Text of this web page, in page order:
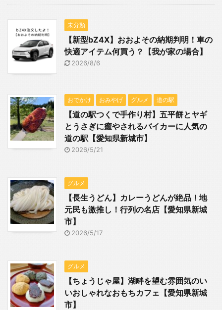
未分類
【新型bZ4X】おおよその納期判明！車の
快適アイテム何買う？【我が家の場合】
2026/8/6
おでかけ おみやげ グルメ 道の駅
【道の駅つくで手作り村】五平餅とヤギ
とうさぎに癒やされるバイカーに人気の
道の駅【愛知県新城市】
2026/5/21
グルメ
【長生うどん】カレーうどんが絶品！地
元民も激推し！行列の名店【愛知県新城
市】
2026/5/17
グルメ
【ちょうじゃ屋】湖畔を望む雰囲気のい
いおしゃれなおもちカフェ【愛知県新城
市】